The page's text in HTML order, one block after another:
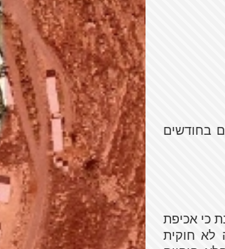
בחודשים
כי אכיפת
לא חוקית